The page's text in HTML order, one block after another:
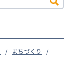
まちづくり